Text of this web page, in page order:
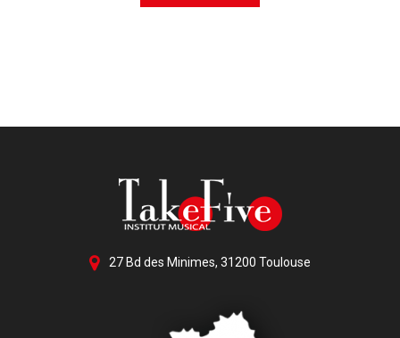
27 Bd des Minimes, 31200 Toulouse